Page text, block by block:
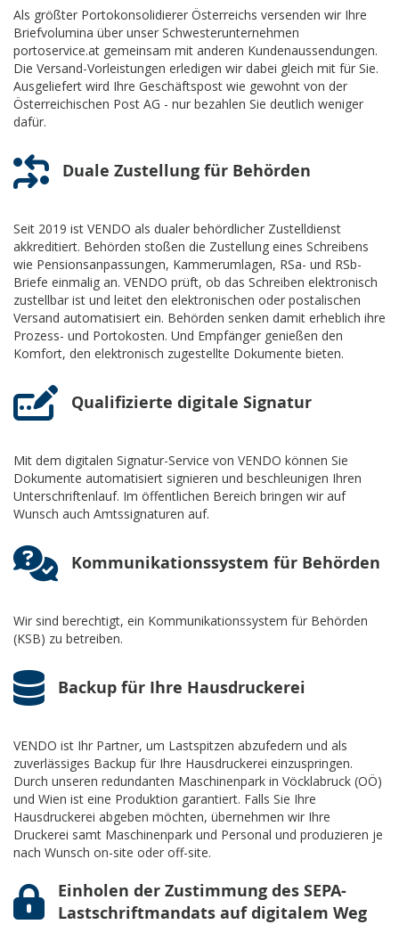
Als größter Portokonsolidierer Österreichs versenden wir Ihre
Briefvolumina über unser Schwesterunternehmen
portoservice.at gemeinsam mit anderen Kundenaussendungen.
Die Versand-Vorleistungen erledigen wir dabei gleich mit für Sie.
Ausgeliefert wird Ihre Geschäftspost wie gewohnt von der
Österreichischen Post AG - nur bezahlen Sie deutlich weniger
dafür.
Duale Zustellung für Behörden
Seit 2019 ist VENDO als dualer behördlicher Zustelldienst
akkreditiert. Behörden stoßen die Zustellung eines Schreibens
wie Pensionsanpassungen, Kammerumlagen, RSa- und RSb-
Briefe einmalig an. VENDO prüft, ob das Schreiben elektronisch
zustellbar ist und leitet den elektronischen oder postalischen
Versand automatisiert ein. Behörden senken damit erheblich ihre
Prozess- und Portokosten. Und Empfänger genießen den
Komfort, den elektronisch zugestellte Dokumente bieten.
Qualifizierte digitale Signatur
Mit dem digitalen Signatur-Service von VENDO können Sie
Dokumente automatisiert signieren und beschleunigen Ihren
Unterschriftenlauf. Im öffentlichen Bereich bringen wir auf
Wunsch auch Amtssignaturen auf.
Kommunikationssystem für Behörden
Wir sind berechtigt, ein Kommunikationssystem für Behörden
(KSB) zu betreiben.
Backup für Ihre Hausdruckerei
VENDO ist Ihr Partner, um Lastspitzen abzufedern und als
zuverlässiges Backup für Ihre Hausdruckerei einzuspringen.
Durch unseren redundanten Maschinenpark in Vöcklabruck (OÖ)
und Wien ist eine Produktion garantiert. Falls Sie Ihre
Hausdruckerei abgeben möchten, übernehmen wir Ihre
Druckerei samt Maschinenpark und Personal und produzieren je
nach Wunsch on-site oder off-site.
Einholen der Zustimmung des SEPA-
Lastschriftmandats auf digitalem Weg